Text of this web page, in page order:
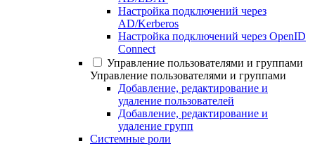
Настройка подключений через
AD/Kerberos
Настройка подключений через OpenID
Connect
Управление пользователями и группами
Управление пользователями и группами
Добавление, редактирование и
удаление пользователей
Добавление, редактирование и
удаление групп
Системные роли